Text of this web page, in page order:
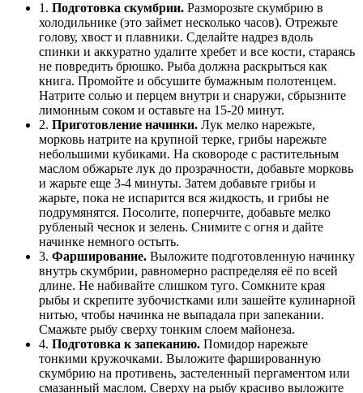
1. Подготовка скумбрии. Разморозьте скумбрию в
холодильнике (это займет несколько часов). Отрежьте
голову, хвост и плавники. Сделайте надрез вдоль
спинки и аккуратно удалите хребет и все кости, стараясь
не повредить брюшко. Рыба должна раскрыться как
книга. Промойте и обсушите бумажным полотенцем.
Натрите солью и перцем внутри и снаружи, сбрызните
лимонным соком и оставьте на 15-20 минут.
2. Приготовление начинки. Лук мелко нарежьте,
морковь натрите на крупной терке, грибы нарежьте
небольшими кубиками. На сковороде с растительным
маслом обжарьте лук до прозрачности, добавьте морковь
и жарьте еще 3-4 минуты. Затем добавьте грибы и
жарьте, пока не испарится вся жидкость, и грибы не
подрумянятся. Посолите, поперчите, добавьте мелко
рубленый чеснок и зелень. Снимите с огня и дайте
начинке немного остыть.
3. Фарширование. Выложите подготовленную начинку
внутрь скумбрии, равномерно распределяя её по всей
длине. Не набивайте слишком туго. Сомкните края
рыбы и скрепите зубочистками или зашейте кулинарной
нитью, чтобы начинка не выпадала при запекании.
Смажьте рыбу сверху тонким слоем майонеза.
4. Подготовка к запеканию. Помидор нарежьте
тонкими кружочками. Выложите фаршированную
скумбрию на противень, застеленный пергаментом или
смазанный маслом. Сверху на рыбу красиво выложите